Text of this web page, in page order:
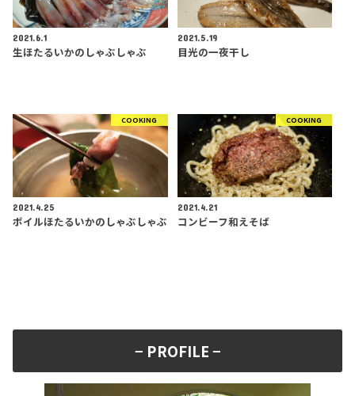
2021.6.1
生ほたるいかのしゃぶしゃぶ
2021.5.19
目光の一夜干し
COOKING
2021.4.25
ボイルほたるいかのしゃぶしゃぶ
COOKING
2021.4.21
コンビーフ和えそば
− PROFILE −